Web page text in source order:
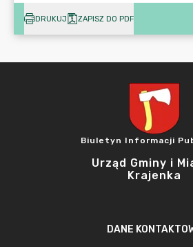
DRUKUJ ZAPISZ DO PDF
Biuletyn Informacji
Urząd Gminy i
Krajenka
DANE